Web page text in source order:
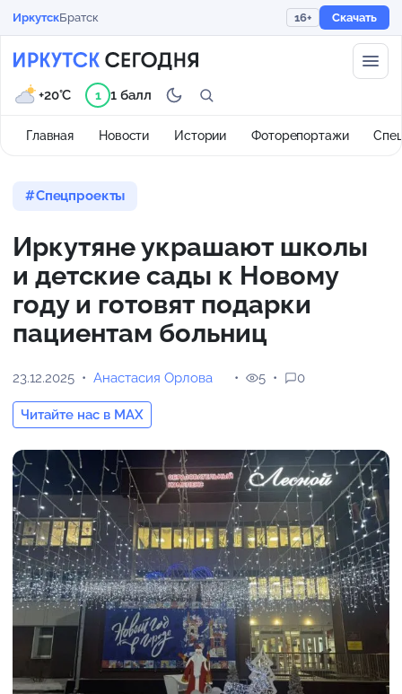
ИркутскБратск 16+ Скачать
Главная Новости Истории Фоторепортажи
+20°C 1 1 балл
Спецпроекты
Иркутяне украшают школы
и детские сады к Новому
году и готовят подарки
пациентам больниц
23.12.2025 Анастасия Орлова
Читайте нас в MAX
5 0